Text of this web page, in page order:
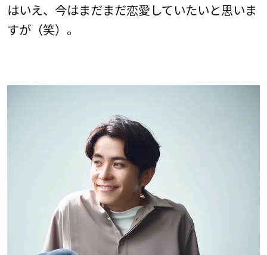
はいえ、今はまだまだ恋愛していたいと思いま
すが（笑）。